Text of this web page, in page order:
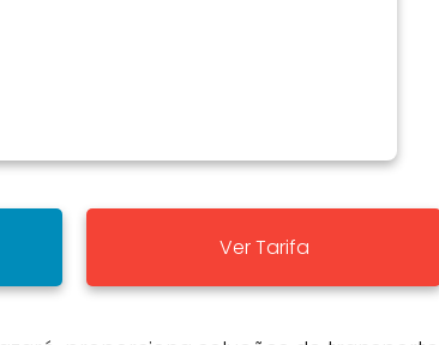
Ver Tarifa